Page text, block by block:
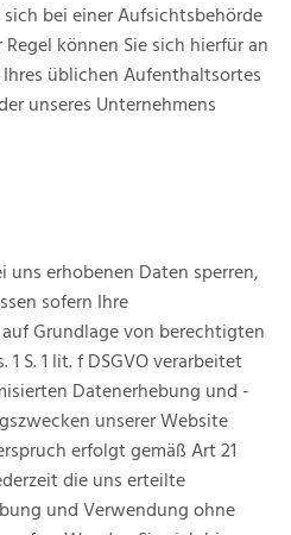
sich bei einer Aufsichtsbehörde
können Sie sich hierfür an
üblichen Aufenthaltsortes
unseres Unternehmens
uns erhobenen Daten sperren,
sofern Ihre
Grundlage von berechtigten
S. 1 lit. f DSGVO verarbeitet
Datenerhebung und -
unserer Website
erfolgt gemäß Art 21
die uns erteilte
und Verwendung ohne